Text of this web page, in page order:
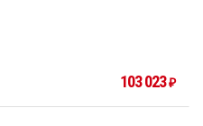
103 023₽